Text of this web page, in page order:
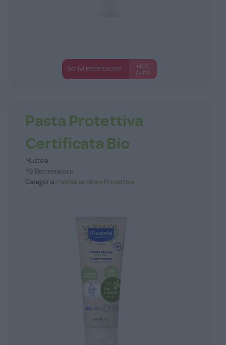
Scrivi recensione
+100
punti
Pasta Protettiva
Certificata Bio
Mustela
19 Recensioni
Categoria: Paste Lenitive e Protettive